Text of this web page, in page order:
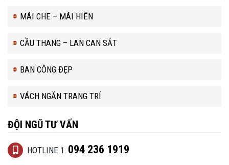
MÁI CHE – MÁI HIÊN
CẦU THANG – LAN CAN SẮT
BAN CÔNG ĐẸP
VÁCH NGĂN TRANG TRÍ
ĐỘI NGŨ TƯ VẤN
HOTLINE 1: 094 236 1919